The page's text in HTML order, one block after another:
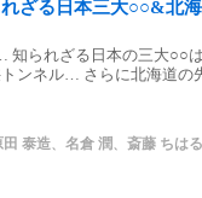
ざる日本三大○○&北
知られざる日本の三大○○
ンネル… さらに北海道の
田 泰造、 名倉 潤、 斎藤 ちはる